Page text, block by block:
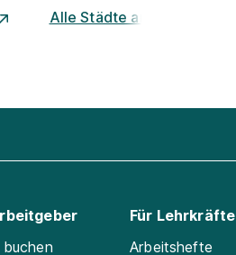
Alle Städte ansehen
Für Lehrkräfte
Arbeitshefte